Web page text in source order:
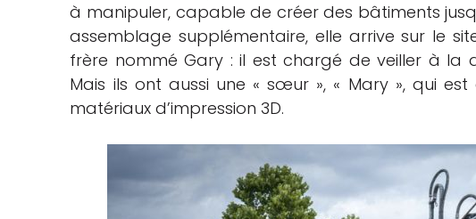
à manipuler, capable de créer des bâtiments
assemblage supplémentaire, elle arrive sur le
frère nommé Gary : il est chargé de veiller à la
Mais ils ont aussi une « sœur », « Mary », qui
matériaux d’impression 3D.